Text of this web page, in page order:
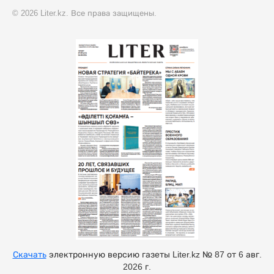
© 2026 Liter.kz. Все права защищены.
Скачатьэлектронную версию газеты Liter.kz № 87 от 6 авг.
2026 г.